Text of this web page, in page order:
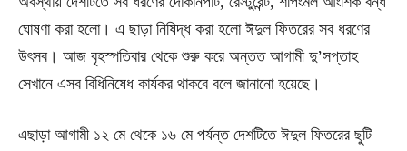
ঘোষণা করা হলো। এ ছাড়া নিষিদ্ধ করা হলো ঈদুল ফিতরের সব ধরণের
উৎসব। আজ বৃহস্পতিবার থেকে শুরু করে অন্তত আগামী দু’সপ্তাহ
সেখানে এসব বিধিনিষেধ কার্যকর থাকবে বলে জানানো হয়েছে।
এছাড়া আগামী ১২ মে থেকে ১৬ মে পর্যন্ত দেশটিতে ঈদুল ফিতরের ছুটি